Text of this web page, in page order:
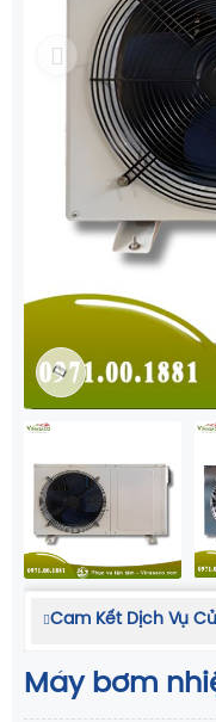
Cam Kết Dịch Vụ
Máy bơm